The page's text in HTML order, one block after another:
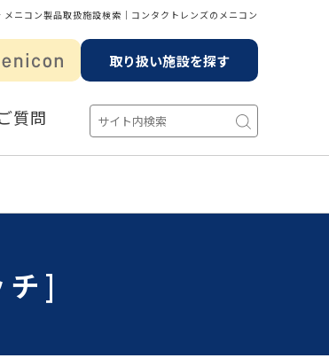
メニコン製品取扱施設検索│コンタクトレンズのメニコン
取り扱い施設を探す
質問
チ]